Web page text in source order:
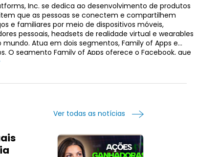
Inc. se dedica ao desenvolvimento de produtos
que as pessoas se conectem e compartilhem
e familiares por meio de dispositivos móveis,
pessoais, headsets de realidade virtual e wearables
Atua em dois segmentos, Family of Apps e
O segmento Family of Apps oferece o Facebook, que
as pessoas compartilhem, discutam, descubram e
comunidades e empresas em plataformas e
por meio de chamadas de texto, áudio e vídeo; e o
se comunicar e fazer transações de forma
segmento Reality Labs fornece produtos relacionados à
e virtual, incluindo hardware, software e
Ver todas as notícias